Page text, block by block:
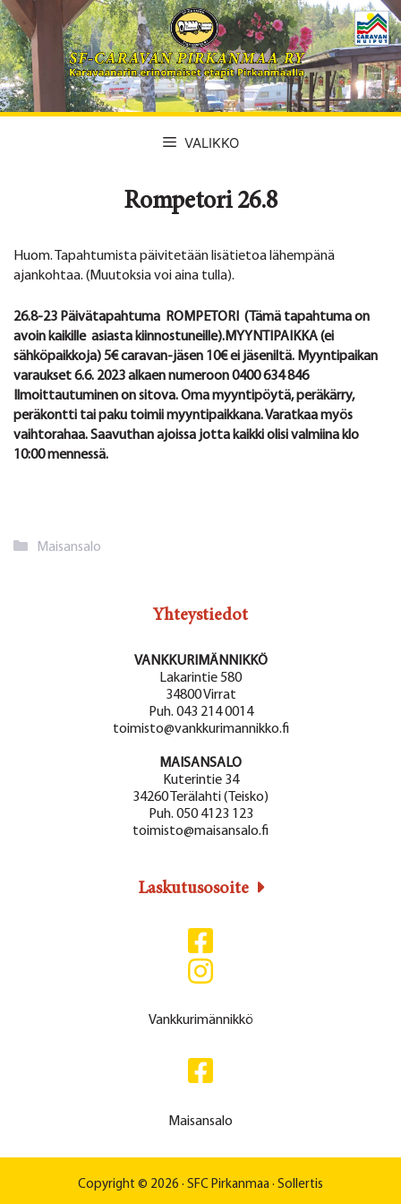
Siirry
sisältöön
VALIKKO
Rompetori 26.8
Huom. Tapahtumista päivitetään lisätietoa lähempänä
ajankohtaa. (Muutoksia voi aina tulla).
26.8-23 Päivätapahtuma ROMPETORI (Tämä tapahtuma on
avoin kaikille asiasta kiinnostuneille).MYYNTIPAIKKA (ei
sähköpaikkoja) 5€ caravan-jäsen 10€ ei jäseniltä. Myyntipaikan
varaukset 6.6. 2023 alkaen numeroon 0400 634 846
Ilmoittautuminen on sitova. Oma myyntipöytä, peräkärry,
peräkontti tai paku toimii myyntipaikkana. Varatkaa myös
vaihtorahaa. Saavuthan ajoissa jotta kaikki olisi valmiina klo
10:00 mennessä.
Kategoriat
Maisansalo
Yhteystiedot
VANKKURIMÄNNIKKÖ
Lakarintie 580
34800 Virrat
Puh. 043 214 0014
toimisto@vankkurimannikko.fi
MAISANSALO
Kuterintie 34
34260 Terälahti (Teisko)
Puh. 050 4123 123
toimisto@maisansalo.fi
Laskutusosoite
Vankkurimännikkö
Maisansalo
Copyright © 2026 · SFC Pirkanmaa · Sollertis